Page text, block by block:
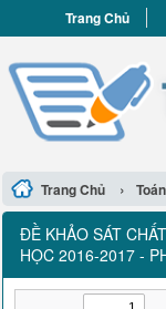
Trang Chủ
Trang Chủ ›
ĐỀ KHẢO SÁT
HỌC 2016-2017 -